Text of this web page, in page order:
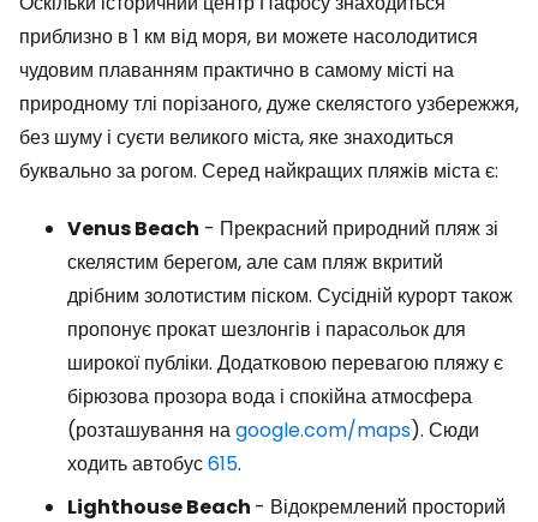
приблизно в 1 км від моря, ви можете насолодитися
чудовим плаванням практично в самому місті на
природному тлі порізаного, дуже скелястого узбережжя,
без шуму і суєти великого міста, яке знаходиться
буквально за рогом. Серед найкращих пляжів міста є:
Venus Beach - Прекрасний природний пляж зі
скелястим берегом, але сам пляж вкритий
дрібним золотистим піском. Сусідній курорт також
пропонує прокат шезлонгів і парасольок для
широкої публіки. Додатковою перевагою пляжу є
бірюзова прозора вода і спокійна атмосфера
(розташування наgoogle.com/maps). Сюди
ходить автобус615.
Lighthouse Beach - Відокремлений просторий